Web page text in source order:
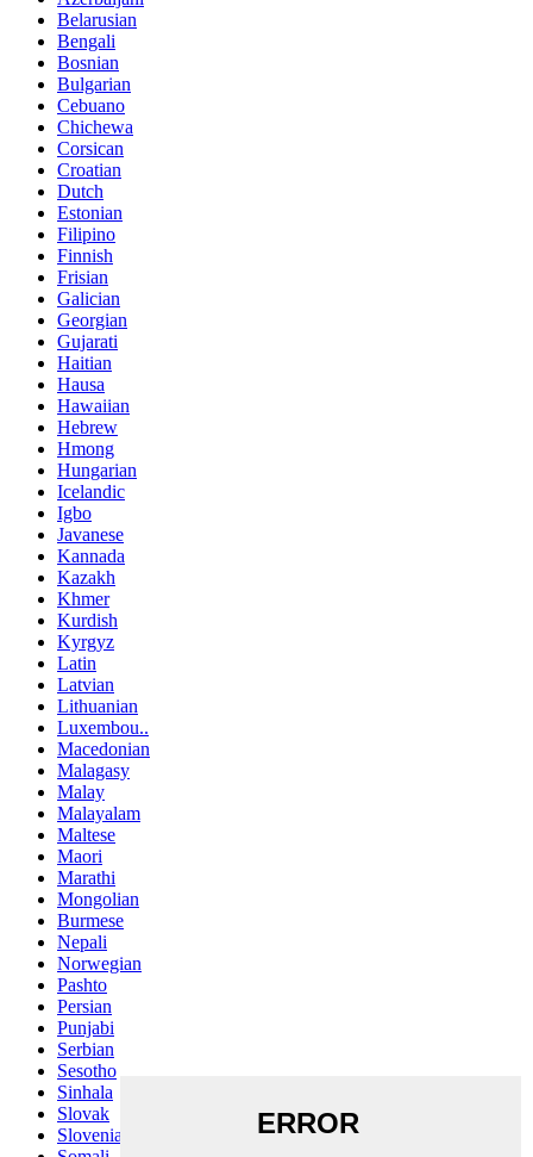
Belarusian
Bengali
Bosnian
Bulgarian
Cebuano
Chichewa
Corsican
Croatian
Dutch
Estonian
Filipino
Finnish
Frisian
Galician
Georgian
Gujarati
Haitian
Hausa
Hawaiian
Hebrew
Hmong
Hungarian
Icelandic
Igbo
Javanese
Kannada
Kazakh
Khmer
Kurdish
Kyrgyz
Latin
Latvian
Lithuanian
Luxembou..
Macedonian
Malagasy
Malay
Malayalam
Maltese
Maori
Marathi
Mongolian
Burmese
Nepali
Norwegian
Pashto
Persian
Punjabi
Serbian
Sesotho
Sinhala
Slovak
Slovenian